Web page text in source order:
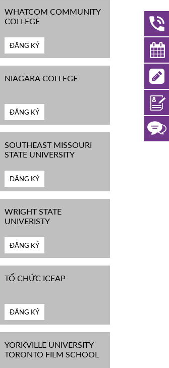
WHATCOM COMMUNITY
COLLEGE
ĐĂNG KÝ
NIAGARA COLLEGE
ĐĂNG KÝ
SOUTHEAST MISSOURI
STATE UNIVERSITY
ĐĂNG KÝ
WRIGHT STATE
UNIVERISTY
ĐĂNG KÝ
TỔ CHỨC ICEAP
ĐĂNG KÝ
YORKVILLE UNIVERSITY
TORONTO FILM SCHOOL